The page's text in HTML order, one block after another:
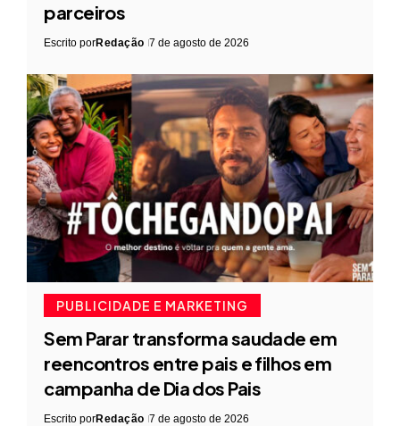
parceiros
Escrito porRedação 7 de agosto de 2026
PUBLICIDADE E MARKETING
Sem Parar transforma saudade em
reencontros entre pais e filhos em
campanha de Dia dos Pais
Escrito porRedação 7 de agosto de 2026